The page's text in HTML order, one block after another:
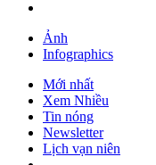
Ảnh
Infographics
Mới nhất
Xem Nhiều
Tin nóng
Newsletter
Lịch vạn niên